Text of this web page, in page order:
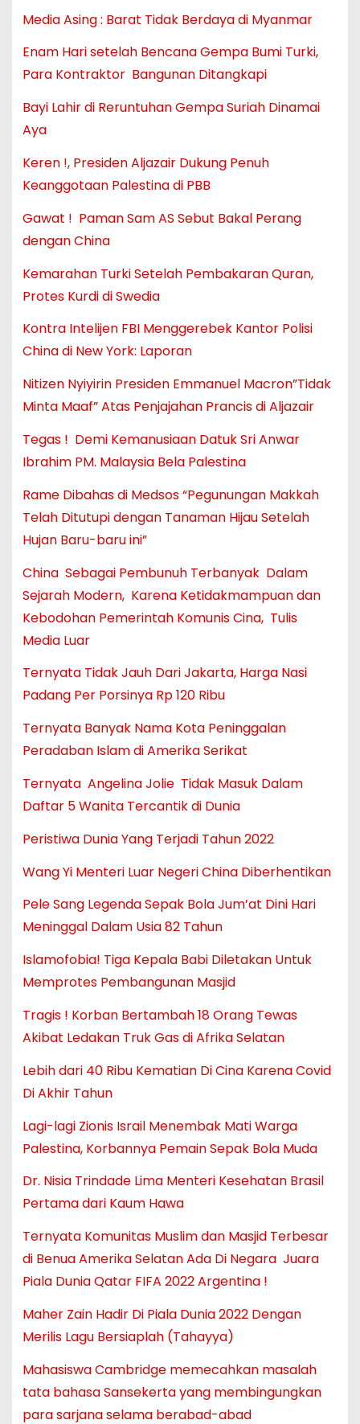
Media Asing : Barat Tidak Berdaya di Myanmar
Enam Hari setelah Bencana Gempa Bumi Turki,
Para Kontraktor Bangunan Ditangkapi
Bayi Lahir di Reruntuhan Gempa Suriah Dinamai
Aya
Keren !, Presiden Aljazair Dukung Penuh
Keanggotaan Palestina di PBB
Gawat ! Paman Sam AS Sebut Bakal Perang
dengan China
Kemarahan Turki Setelah Pembakaran Quran,
Protes Kurdi di Swedia
Kontra Intelijen FBI Menggerebek Kantor Polisi
China di New York: Laporan
Nitizen Nyiyirin Presiden Emmanuel Macron”Tidak
Minta Maaf” Atas Penjajahan Prancis di Aljazair
Tegas ! Demi Kemanusiaan Datuk Sri Anwar
Ibrahim PM. Malaysia Bela Palestina
Rame Dibahas di Medsos “Pegunungan Makkah
Telah Ditutupi dengan Tanaman Hijau Setelah
Hujan Baru-baru ini”
China Sebagai Pembunuh Terbanyak Dalam
Sejarah Modern, Karena Ketidakmampuan dan
Kebodohan Pemerintah Komunis Cina, Tulis
Media Luar
Ternyata Tidak Jauh Dari Jakarta, Harga Nasi
Padang Per Porsinya Rp 120 Ribu
Ternyata Banyak Nama Kota Peninggalan
Peradaban Islam di Amerika Serikat
Ternyata Angelina Jolie Tidak Masuk Dalam
Daftar 5 Wanita Tercantik di Dunia
Peristiwa Dunia Yang Terjadi Tahun 2022
Wang Yi Menteri Luar Negeri China Diberhentikan
Pele Sang Legenda Sepak Bola Jum’at Dini Hari
Meninggal Dalam Usia 82 Tahun
Islamofobia! Tiga Kepala Babi Diletakan Untuk
Memprotes Pembangunan Masjid
Tragis ! Korban Bertambah 18 Orang Tewas
Akibat Ledakan Truk Gas di Afrika Selatan
Lebih dari 40 Ribu Kematian Di Cina Karena Covid
Di Akhir Tahun
Lagi-lagi Zionis Israil Menembak Mati Warga
Palestina, Korbannya Pemain Sepak Bola Muda
Dr. Nisia Trindade Lima Menteri Kesehatan Brasil
Pertama dari Kaum Hawa
Ternyata Komunitas Muslim dan Masjid Terbesar
di Benua Amerika Selatan Ada Di Negara Juara
Piala Dunia Qatar FIFA 2022 Argentina !
Maher Zain Hadir Di Piala Dunia 2022 Dengan
Merilis Lagu Bersiaplah (Tahayya)
Mahasiswa Cambridge memecahkan masalah
tata bahasa Sansekerta yang membingungkan
para sarjana selama berabad-abad